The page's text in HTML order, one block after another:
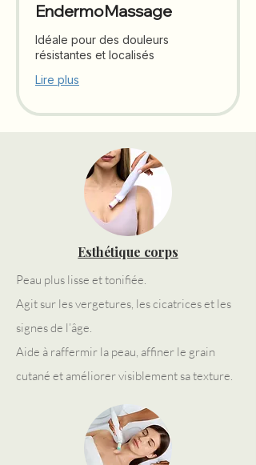
EndermoMassage
Idéale pour des douleurs
résistantes et localisés
Lire plus
Esthétique corps
Peau plus lisse et tonifiée.
Agit sur les vergetures, les cicatrices et les
signes de l’âge.
Aide à raffermir la peau, affiner le grain
cutané et améliorer visiblement sa texture.